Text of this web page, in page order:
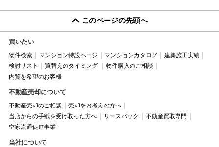
このページの先頭へ
買いたい
物件検索 マンション特設ページ マンションカタログ
建築施工実績
検討リスト
買替えのタイミング
物件購入のご相談
内覧を希望のお客様
不動産売却について
不動産売却のご相談
売却をお考えの方へ
当店からの手紙を受け取った方へ
リースバック
不動産買取専門
空家流通促進事業
当社について